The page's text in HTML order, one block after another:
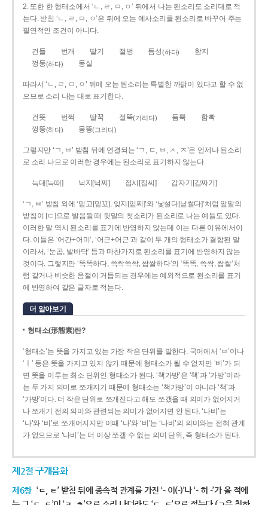
2. 또한 한 형태소에서 ‘ㄴ, ㄹ, ㅁ, ㅇ’ 뒤에서 나는 된소리도 소리대로 적
는다. 받침 ‘ㄴ, ㄹ, ㅁ, ㅇ’은 뒤에 오는 예사소리를 된소리로 바꾸어 주는
필연적인 조건이 아니다.
건들 번개 딸기 절벙 듬성(하다)
함지
껑둥(하다) 뭉실
따라서 ‘ㄴ, ㄹ, ㅁ, ㅇ’ 뒤에 오는 된소리는 특별한 까닭이 있다고 할 수 없
으므로 소리 나는 대로 표기한다.
건뜻 번쩍 딸꾹 절뚝(거리다) 듬뿍
함빡
껑뚱(하다) 뭉뚱(그리다)
그렇지만 ‘ㄱ, ㅂ’ 받침 뒤에 연결되는 ‘ㄱ, ㄷ, ㅂ, ㅅ, ㅈ’은 언제나 된소리
로 소리 나므로 이러한 경우에는 된소리로 표기하지 않는다.
늑대[늑때] 낙지[낙찌] 접시[접씨] 갑자기[갑짜기]
‘ㄱ, ㅂ’ 받침 외에 ‘믿고[믿꼬], 잊지[읻찌]’와 ‘낯설다[낟썰다]’처럼 앞말의
받침이 [ㄷ]으로 발음될 때 뒷말의 첫소리가 된소리로 나는 예들도 있다.
이러한 말 역시 된소리를 표기에 반영하지 않는데 이는 다른 이유에서이
다. 이들은 ‘어간+어미’, ‘어근+어근’과 같이 두 개의 형태소가 결합된 말
이라서, ‘눈곱, 발바닥’ 등과 마찬가지로 된소리를 표기에 반영하지 않는
것이다. 그렇지만 ‘똑똑하다, 쓱싹쓱싹, 쌉쌀하다’의 ‘똑똑, 쓱싹, 쌉쌀’처
럼 같거나 비슷한 음절이 거듭되는 경우에는 예외적으로 된소리를 표기
에 반영하여 같은 글자로 적는다.
더 알아보기
형태소(形態素)란?
‘형태소’는 뜻을 가지고 있는 가장 작은 단위를 말한다. 국어에서 ‘ㅂ’이나
‘ㅣ’ 등은 뜻을 가지고 있지 않기 때문에 형태소가 될 수 없지만 ‘비’가 되
면 뜻을 이루는 최소 단위인 형태소가 된다. ‘책가방’은 ‘책’과 ‘가방’이라
는 두 가지 의미로 쪼개지기 때문에 형태소는 ‘책가방’이 아니라 ‘책’과
‘가방’이다. 더 작은 단위로 쪼개진다고 해도 쪼갰을 때 의미가 없어지거
나 쪼개기 전의 의미와 관련되는 의미가 없어지면 안 된다. ‘나비’는
‘나’와 ‘비’로 쪼개어지지만 이때 ‘나’와 ‘비’는 ‘나비’의 의미와는 전혀 관계
가 없으므로 ‘나비’는 더 이상 쪼갤 수 없는 의미 단위, 즉 형태소가 된다.
제2절 구개음화
제6항 ‘ㄷ, ㅌ’ 받침 뒤에 종속적 관계를 가진 ‘- 이(-)’나 ‘- 히 -’가 올 적에